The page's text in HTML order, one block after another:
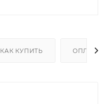
КАК КУПИТЬ ОПЛАТА